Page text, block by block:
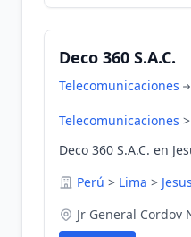
Deco 360 S.A.C.
Telecomunicaciones
Telecomunicaciones >
Deco 360 S.A.C. en
Perú > Lima >
Jr General Cordov